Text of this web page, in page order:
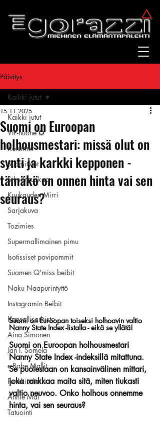
Päivitys
Kaikki jutut
VIP-huone ✪
Kolumnit
Suomitytöt
Silmänruokaa
Kuukauden Mirri
Sarjakuva
Tozimies
Supermallimainen pimu
Isotissiset povipommit
Suomen Q'miss beibit
Naku Naapurintyttö
Instagramin Beibit
Kansallisarkisto
Aina Simonen
Jan I. Somela
e-Babe Mallit
Penkkiurheilu
Annie Mål
Tatuointi
Kaikki jutut
Suomi on Euroopan
holhousmestari: missä olut on
synti ja karkki kepponen -
tämäkö on onnen hinta vai sen
seuraus?
15.11.2025
Suomi on Euroopan toiseksi holhoavin valtio
Nanny State Index -listalla - eikä se yllätä!
Suomi on Euroopan holhousmestari
Nanny State Index -indeksillä mitattuna.
Se puolestaan on kansainvälinen mittari,
joka rankkaa maita sitä, miten tiukasti
valtio neuvoo. Onko holhous onnemme
hinta, vai sen seuraus?